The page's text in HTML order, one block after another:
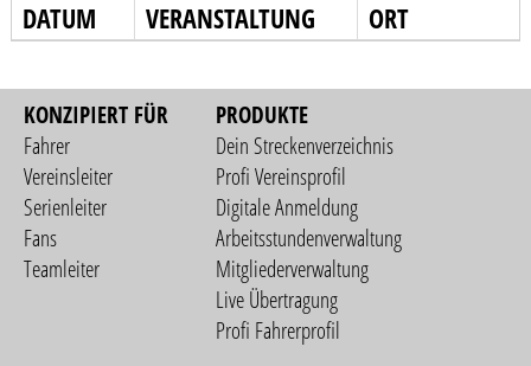
DATUM VERANSTALTUNG ORT
KONZIPIERT FÜR
Fahrer
Vereinsleiter
Serienleiter
Fans
Teamleiter
PRODUKTE
Dein Streckenverzeichnis
Profi Vereinsprofil
Digitale Anmeldung
Arbeitsstundenverwaltung
Mitgliederverwaltung
Live Übertragung
Profi Fahrerprofil